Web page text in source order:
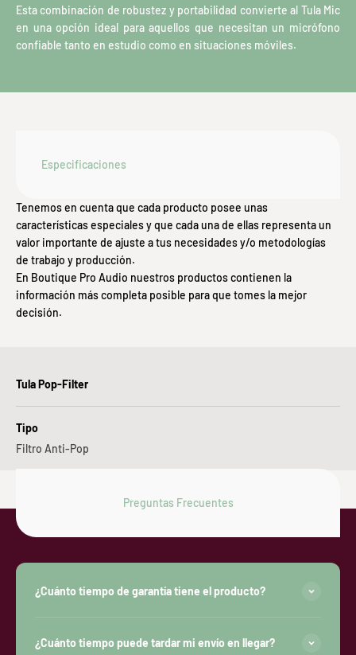
Esta combinación de robustez y portabilidad convierte al Tula Mic
en una opción ideal para aquellos que necesitan un micrófono
confiable tanto en estudio como en situaciones móviles.
Especificaciones
Tenemos en cuenta que cada producto posee unas
características especiales y que cada una de ellas representa un
valor importante de ajuste a tus necesidades y/o metodologías
de trabajo y producción.
En Boutique Pro Audio nuestros productos contienen la
información más completa posible para que tomes la mejor
decisión.
Tula Pop-Filter
Tipo
Filtro Anti-Pop
Preguntas Frecuentes
¿Cuánto tiempo de garantía tiene el producto?
¿Cuánto tiempo puede tardar mi envío en llegar?